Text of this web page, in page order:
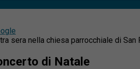
sera nella chiesa parrocchiale di
di Natale